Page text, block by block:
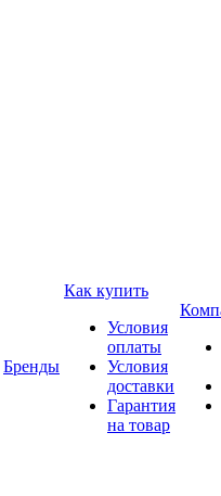
Бренды
Как купить
Условия
оплаты
Условия
доставки
Гарантия
на товар